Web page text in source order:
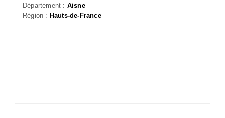
Département : Aisne
Région : Hauts-de-France